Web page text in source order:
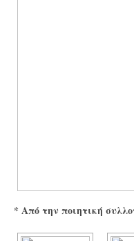
* Από την ποιητική